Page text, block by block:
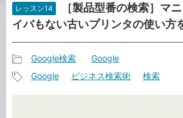
レッスン14
［製品型番の検索］マ
イバもない古いプリンタの使い方
事
カ
Google検索 Google
Google ビジネス検索術 検索